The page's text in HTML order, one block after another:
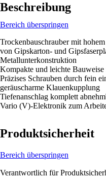
Beschreibung
Bereich überspringen
Trockenbauschrauber mit
von Gipskarton- und
Metallunterkonstruktion
Kompakte und leichte
Präzises Schrauben durch fein
geräuscharme Klauenkupplung
Tiefenanschlag komplett
Vario (V)-Elektronik zum
Produktsicherheit
Bereich überspringen
Verantwortlich für